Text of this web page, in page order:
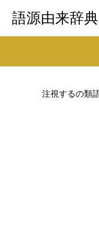
語源由来辞典
注視するの類